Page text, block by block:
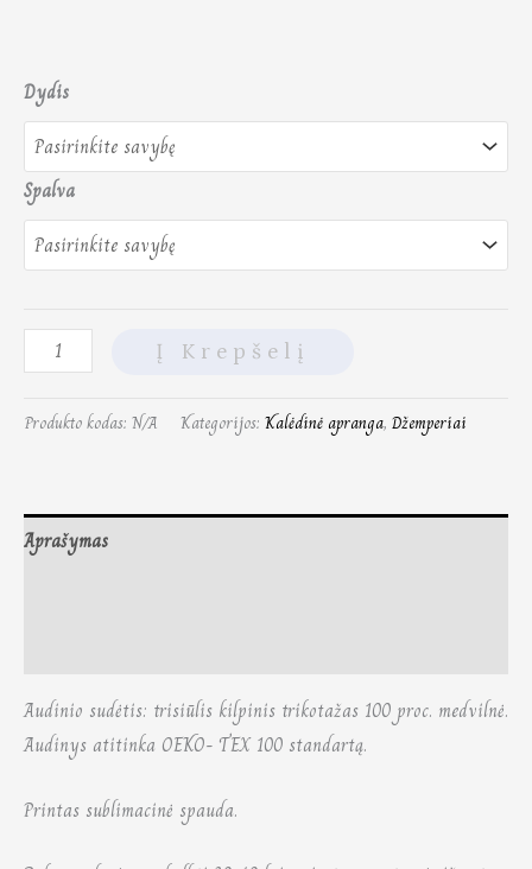
Dydis
Spalva
Į Krepšelį
Produkto kodas: N/A Kategorijos: Kalėdinė apranga, Džemperiai
Aprašymas
Audinio sudėtis: trisiūlis kilpinis trikotažas 100 proc. medvilnė.
Audinys atitinka OEKO- TEX 100 standartą.
Printas sublimacinė spauda.